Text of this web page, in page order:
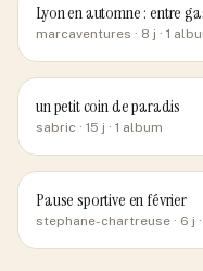
Lyon en automne : entre
marcaventures · 8 j · 1
un petit coin de paradis
sabric · 15 j · 1 album
Pause sportive en février
stephane-chartreuse · 6 j